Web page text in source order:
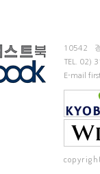
10542
TEL.
02)
E-mail